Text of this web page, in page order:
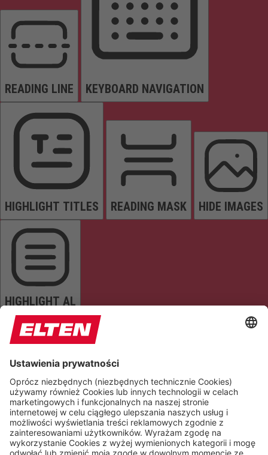
READING LINE KEYBOARD NAVIGATION
HIGHLIGHT TITLES READING MASK HIDE IMAGES
HIGHLIGHT AL
READ PAGE MUTE SOUNDS STOP ANIMATIONS
Reset Settings